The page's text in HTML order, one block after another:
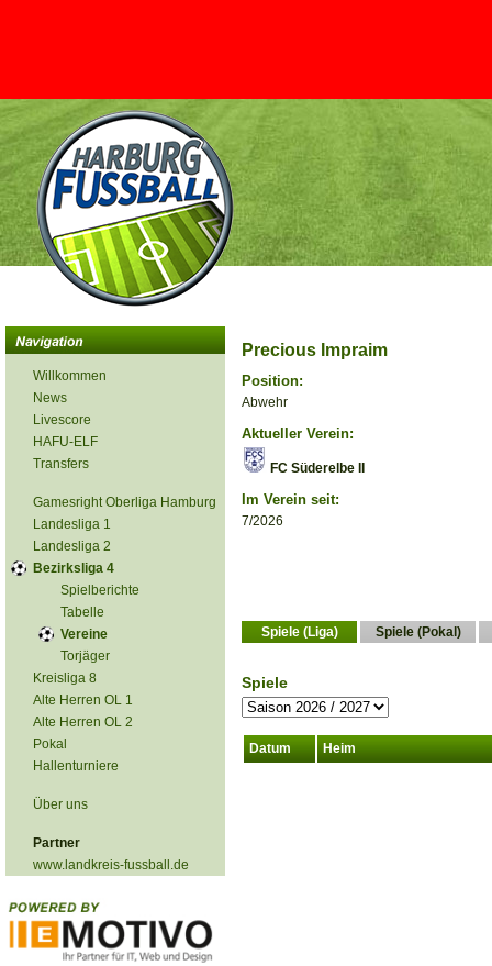
Willkommen
News
Livescore
HAFU-ELF
Transfers
Gamesright Oberliga Hamburg
Landesliga 1
Landesliga 2
Bezirksliga 4
Spielberichte
Tabelle
Vereine
Torjäger
Kreisliga 8
Alte Herren OL 1
Alte Herren OL 2
Pokal
Hallenturniere
Über uns
Partner
www.landkreis-fussball.de
Precious Impraim
Position:
Abwehr
Aktueller Verein:
FC Süderelbe II
Im Verein seit:
7/2026
Spiele (Liga) Spiele (Pokal)
Spiele
Datum Heim